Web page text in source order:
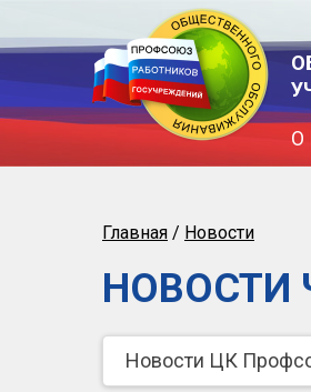
О
Главная / Новости
НОВОСТИ
Новости ЦК